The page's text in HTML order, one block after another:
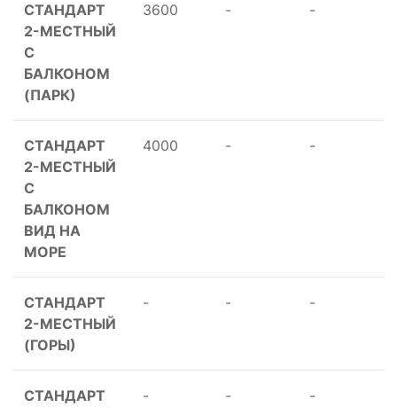
СТАНДАРТ
2-МЕСТНЫЙ
С
БАЛКОНОМ
(ПАРК)
3600 - -
СТАНДАРТ
2-МЕСТНЫЙ
С
БАЛКОНОМ
ВИД НА
МОРЕ
4000 - -
СТАНДАРТ
2-МЕСТНЫЙ
(ГОРЫ)
- - -
СТАНДАРТ
- - -